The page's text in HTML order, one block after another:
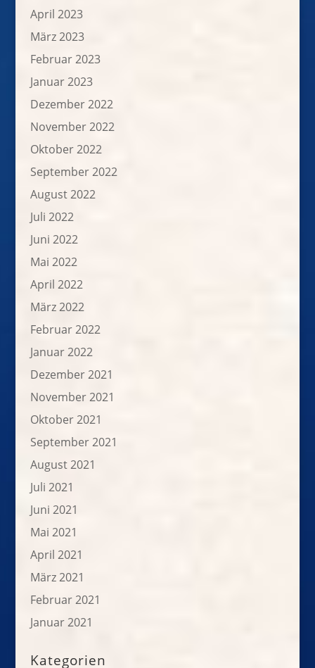
April 2023
März 2023
Februar 2023
Januar 2023
Dezember 2022
November 2022
Oktober 2022
September 2022
August 2022
Juli 2022
Juni 2022
Mai 2022
April 2022
März 2022
Februar 2022
Januar 2022
Dezember 2021
November 2021
Oktober 2021
September 2021
August 2021
Juli 2021
Juni 2021
Mai 2021
April 2021
März 2021
Februar 2021
Januar 2021
Kategorien